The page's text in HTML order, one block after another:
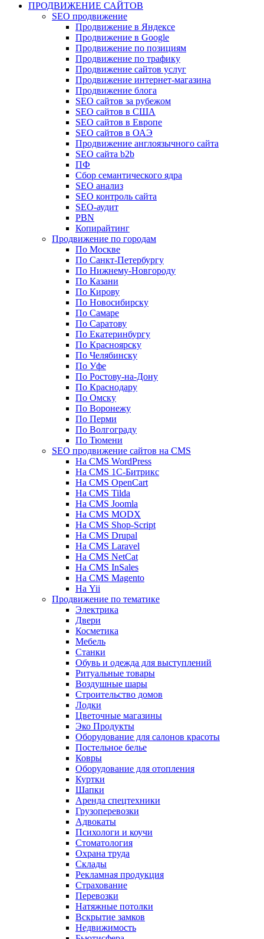
ПРОДВИЖЕНИЕ САЙТОВ
SEO продвижение
Продвижение в Яндексе
Продвижение в Google
Продвижение по позициям
Продвижение по трафику
Продвижение сайтов услуг
Продвижение интернет-магазина
Продвижение блога
SEO сайтов за рубежом
SEO сайтов в США
SEO сайтов в Европе
SEO сайтов в ОАЭ
Продвижение англоязычного сайта
SEO сайта b2b
ПФ
Сбор семантического ядра
SEO анализ
SEO контроль сайта
SEO-аудит
PBN
Копирайтинг
Продвижение по городам
По Москве
По Санкт-Петербургу
По Нижнему-Новгороду
По Казани
По Кирову
По Новосибирску
По Самаре
По Саратову
По Екатеринбургу
По Красноярску
По Челябинску
По Уфе
По Ростову-на-Дону
По Краснодару
По Омску
По Воронежу
По Перми
По Волгограду
По Тюмени
SEO продвижение сайтов на CMS
На CMS WordPress
На CMS 1С-Битрикс
На CMS OpenCart
На CMS Tilda
На CMS Joomla
На CMS MODX
На CMS Shop-Script
На CMS Drupal
На CMS Laravel
На CMS NetCat
На CMS InSales
На CMS Magento
На Yii
Продвижение по тематике
Электрика
Двери
Косметика
Мебель
Станки
Обувь и одежда для выступлений
Ритуальные товары
Воздушные шары
Строительство домов
Лодки
Цветочные магазины
Эко Продукты
Оборудование для салонов красоты
Постельное белье
Ковры
Оборудование для отопления
Куртки
Шапки
Аренда спецтехники
Грузоперевозки
Адвокаты
Психологи и коучи
Стоматология
Охрана труда
Склады
Рекламная продукция
Страхование
Перевозки
Натяжные потолки
Вскрытие замков
Недвижимость